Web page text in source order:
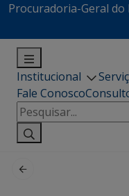
Procuradoria-Geral do
Institucional
Fale Conosco
Pesquisar
por: